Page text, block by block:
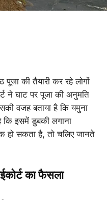
पूजा की तैयारी कर रहे लोगों
ने घाट पर पूजा की अनुमति
वजह बताया है कि यमुना
कि इसमें डुबकी लगाना
हो सकता है, तो चलिए जानते
का फैसला
-